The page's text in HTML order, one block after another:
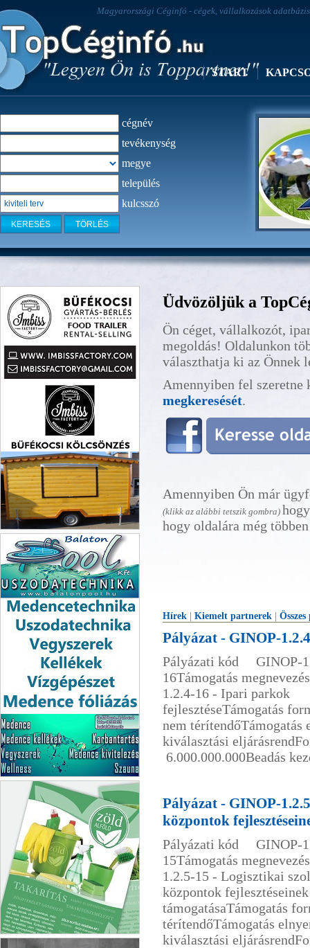
Magyarországi Céginfó - cégek, vállalkozások
START
cégnév
tevékenység
megye
település
kulcsszó
Büfékocsi kölcsönző Imbiss
Factory
Balaton Pool Kft.
Uszodatechnika
Zöld Alföld
Üdvözöljük a
Ön céget, vállalkozót,
megoldás! Oldalunkon
választhatja ki az Önnek
Amennyiben fel
megkeresését.
Amennyiben Ön már
(klikk az alábbi tetszik gombra)
hogy oldalára még
Hírek | Kiemelt partnerek |
Pályázat - GINOP-
Pályázati kód GINOP-
16Támogatás
1.2.4-16 - Ipari parkok
fejlesztéseTámogatás
nem
kiválasztási
6.000.000.000Beadás
Pályázat - GINOP-
központok
Pályázati kód GINOP-
15Támogatás
1.2.5-15 - Logisztikai
központok fejlesztéseinek
támogatásaTámogatás
térítendőTámogatás
kiválasztási